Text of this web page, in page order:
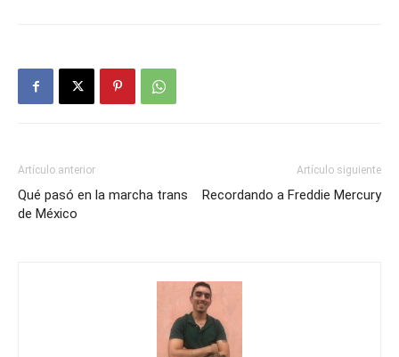
Artículo anterior
Qué pasó en la marcha trans
de México
Artículo siguiente
Recordando a Freddie Mercury